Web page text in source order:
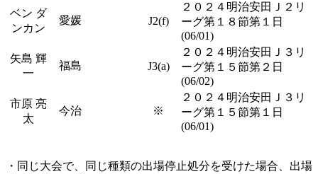
ベン ダ
ンカン
愛媛 J2(f)
２０２４明治安田Ｊ２リ
ーグ第１８節第１日
(06/01)
矢島 輝
一
福島 J3(a)
２０２４明治安田Ｊ３リ
ーグ第１５節第２日
(06/02)
市原 亮
太
今治 ※
２０２４明治安田Ｊ３リ
ーグ第１５節第１日
(06/01)
・同じ大会で、同じ種類の出場停止処分を受けた場合、出場